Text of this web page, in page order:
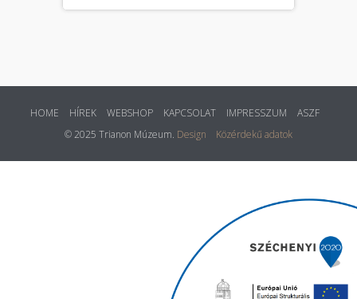
HOME HÍREK WEBSHOP KAPCSOLAT IMPRESSZUM
ASZF
© 2025 Trianon Múzeum. Design Közérdekű adatok